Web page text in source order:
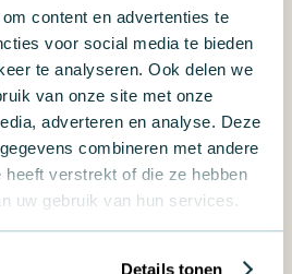
content en advertenties te
voor social media te bieden
te analyseren. Ook delen we
van onze site met onze
adverteren en analyse. Deze
combineren met andere
heeft verstrekt of die ze hebben
uw gebruik van hun services.
Details tonen